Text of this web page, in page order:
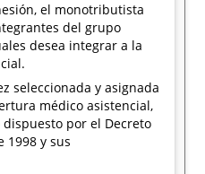
el monotributista
del grupo
desea integrar a la
seleccionada y asignada
médico asistencial,
por el Decreto
1998 y sus